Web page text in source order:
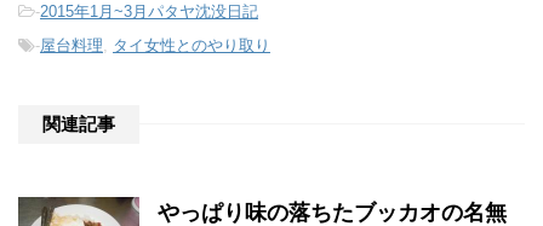
-2015年1月~3月パタヤ沈没日記
-屋台料理 タイ女性とのやり取り
関連記事
やっぱり味の落ちたブッカオの名無